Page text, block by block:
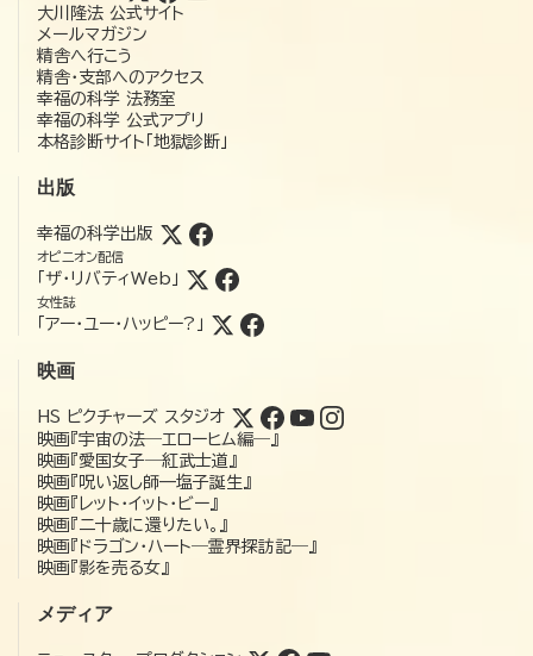
大川隆法 公式サイト
メールマガジン
精舎へ行こう
精舎・支部へのアクセス
幸福の科学 法務室
幸福の科学 公式アプリ
本格診断サイト「地獄診断」
出版
幸福の科学出版
オピニオン配信
「ザ・リバティWeb」
女性誌
「アー・ユー・ハッピー?」
映画
HS ピクチャーズ スタジオ
映画『宇宙の法―エローヒム編―』
映画『愛国女子―紅武士道』
映画『呪い返し師—塩子誕生』
映画『レット・イット・ビー』
映画『二十歳に還りたい。』
映画『ドラゴン・ハート―霊界探訪記―』
映画『影を売る女』
メディア